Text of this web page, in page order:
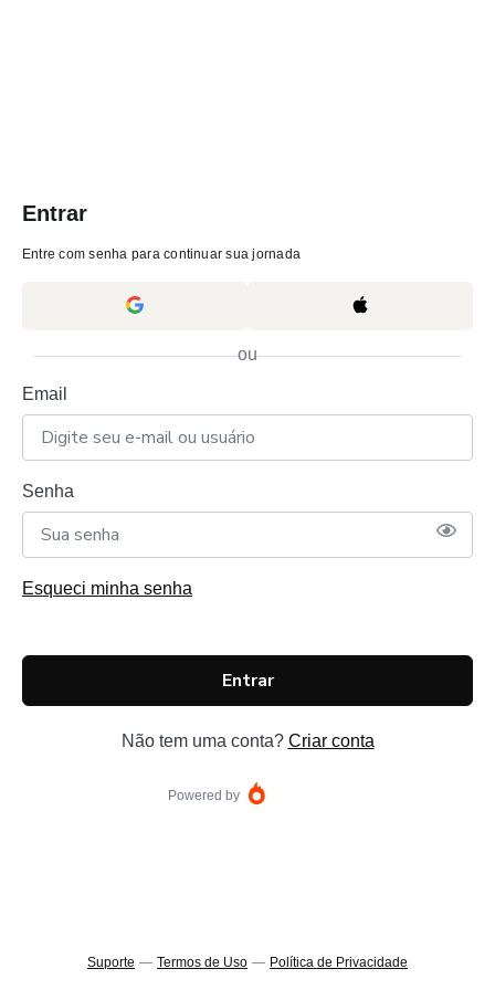
Entrar
Entre com senha para continuar sua jornada
ou
Email
Senha
Esqueci minha senha
Entrar
Não tem uma conta? Criar conta
Powered by
Suporte — Termos de Uso — Política de Privacidade